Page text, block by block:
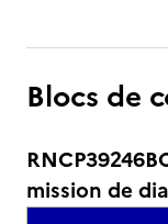
Blocs de
mission de